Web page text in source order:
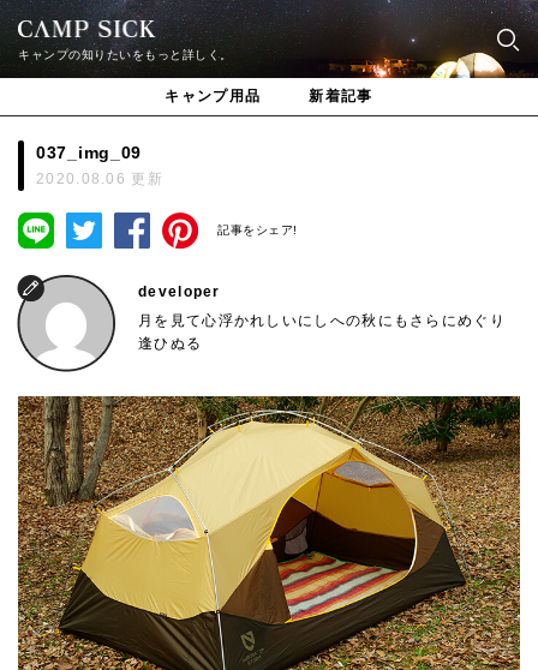
キャンプの知りたいをもっと詳しく。
キャンプ用品 新着記事
037_img_09
2020.08.06 更新
記事をシェア!
developer
月を見て心浮かれしいにしへの秋にもさらにめぐり
逢ひぬる